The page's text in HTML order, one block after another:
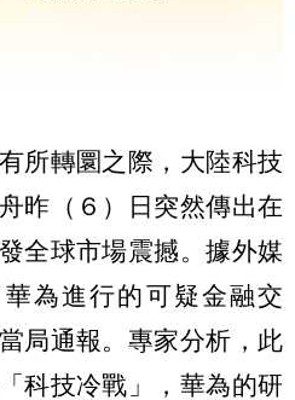
所轉圜之際，大陸科技
昨（６）日突然傳出在
全球市場震撼。據外媒
為進行的可疑金融交
局通報。專家分析，此
科技冷戰」，華為的研